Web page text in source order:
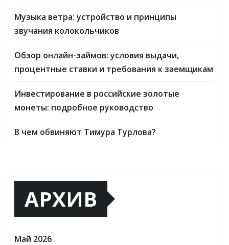
Музыка ветра: устройство и принципы
звучания колокольчиков
Обзор онлайн-займов: условия выдачи,
процентные ставки и требования к заемщикам
Инвестирование в российские золотые
монеты: подробное руководство
В чем обвиняют Тимура Турлова?
АРХИВ
Май 2026